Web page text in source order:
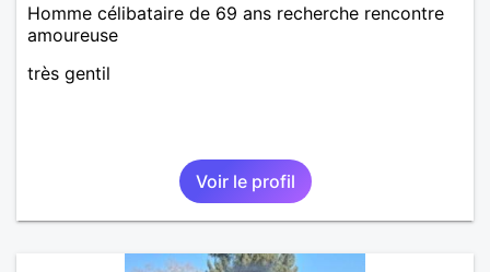
Homme célibataire de 69 ans recherche rencontre
amoureuse
très gentil
Voir le profil